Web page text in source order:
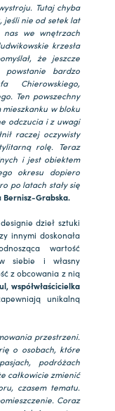
Tutaj chyba
jeśli nie od setek lat
nas we wnętrzach
krzesła
że jeszcze
bardzo
Chierowskiego,
Ten powszechny
mieszkanku w bloku
odczucia i z uwagi
raczej oczywisty
rolę. Teraz
i jest obiektem
okresu dopiero
po latach stały się
Bernisz-Grabska.
dzieł sztuki
innymi doskonała
wartość
siebie i własny
z obcowania z nią
współwłaścicielka
unikalną
przestrzeni.
o osobach, które
podróżach
całkowicie zmienić
czasem tematu.
Coraz